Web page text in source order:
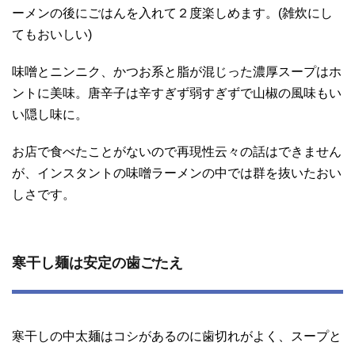
ーメンの後にごはんを入れて２度楽しめます。(雑炊にし
てもおいしい)
味噌とニンニク、かつお系と脂が混じった濃厚スープはホ
ントに美味。唐辛子は辛すぎず弱すぎずで山椒の風味もい
い隠し味に。
お店で食べたことがないので再現性云々の話はできません
が、インスタントの味噌ラーメンの中では群を抜いたおい
しさです。
寒干し麺は安定の歯ごたえ
寒干しの中太麺はコシがあるのに歯切れがよく、スープと